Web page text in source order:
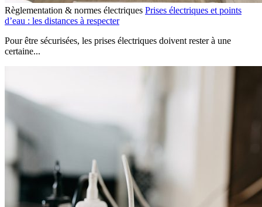
Règlementation & normes électriques Prises électriques et points
d’eau : les distances à respecter
Pour être sécurisées, les prises électriques doivent rester à une
certaine...